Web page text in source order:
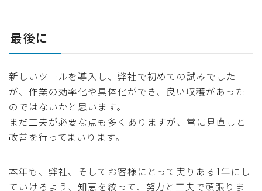
最後に
新しいツールを導入し、弊社で初めての試みでした
が、作業の効率化や具体化ができ、良い収穫があった
のではないかと思います。
まだ工夫が必要な点も多くありますが、常に見直しと
改善を行ってまいります。
本年も、弊社、そしてお客様にとって実りある1年にし
ていけるよう、知恵を絞って、努力と工夫で頑張りま